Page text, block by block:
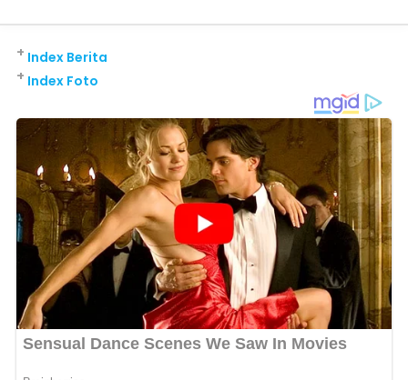
Index Berita
+
Index Foto
+